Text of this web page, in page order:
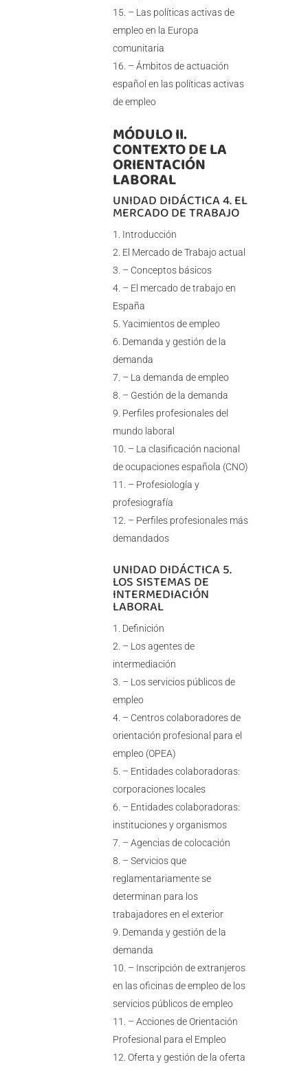
– Las políticas activas de
empleo en la Europa
comunitaria
– Ámbitos de actuación
español en las políticas activas
de empleo
MÓDULO II.
CONTEXTO DE LA
ORIENTACIÓN
LABORAL
UNIDAD DIDÁCTICA 4. EL
MERCADO DE TRABAJO
Introducción
El Mercado de Trabajo actual
– Conceptos básicos
– El mercado de trabajo en
España
Yacimientos de empleo
Demanda y gestión de la
demanda
– La demanda de empleo
– Gestión de la demanda
Perfiles profesionales del
mundo laboral
– La clasificación nacional
de ocupaciones española (CNO)
– Profesiología y
profesiografía
– Perfiles profesionales más
demandados
UNIDAD DIDÁCTICA 5.
LOS SISTEMAS DE
INTERMEDIACIÓN
LABORAL
Definición
– Los agentes de
intermediación
– Los servicios públicos de
empleo
– Centros colaboradores de
orientación profesional para el
empleo (OPEA)
– Entidades colaboradoras:
corporaciones locales
– Entidades colaboradoras:
instituciones y organismos
– Agencias de colocación
– Servicios que
reglamentariamente se
determinan para los
trabajadores en el exterior
Demanda y gestión de la
demanda
– Inscripción de extranjeros
en las oficinas de empleo de los
servicios públicos de empleo
– Acciones de Orientación
Profesional para el Empleo
Oferta y gestión de la oferta